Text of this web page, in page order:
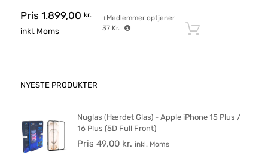
Pris 1.899,00 kr.
inkl. Moms
+Medlemmer optjener
37 Kr.
NYESTE PRODUKTER
Nuglas (Hærdet Glas) - Apple iPhone 15 Plus /
16 Plus (5D Full Front)
Pris 49,00 kr. inkl. Moms